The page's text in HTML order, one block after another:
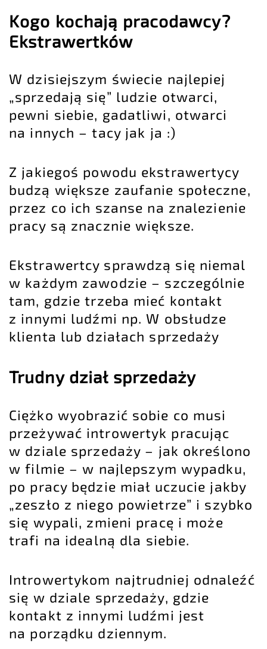
Kogo kochają pracodawcy?
Ekstrawertków
W dzisiejszym świecie najlepiej
„sprzedają się” ludzie otwarci,
pewni siebie, gadatliwi, otwarci
na innych – tacy jak ja :)
Z jakiegoś powodu ekstrawertycy
budzą większe zaufanie społeczne,
przez co ich szanse na znalezienie
pracy są znacznie większe.
Ekstrawertcy sprawdzą się niemal
w każdym zawodzie – szczególnie
tam, gdzie trzeba mieć kontakt
z innymi ludźmi np. W obsłudze
klienta lub działach sprzedaży
Trudny dział sprzedaży
Ciężko wyobrazić sobie co musi
przeżywać introwertyk pracując
w dziale sprzedaży – jak określono
w filmie – w najlepszym wypadku,
po pracy będzie miał uczucie jakby
„zeszło z niego powietrze” i szybko
się wypali, zmieni pracę i może
trafi na idealną dla siebie.
Introwertykom najtrudniej odnaleźć
się w dziale sprzedaży, gdzie
kontakt z innymi ludźmi jest
na porządku dziennym.